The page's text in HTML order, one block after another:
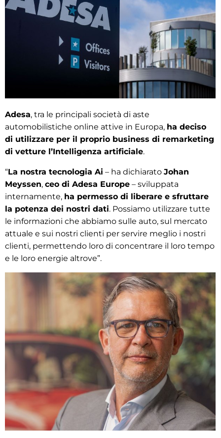
Adesa, tra le principali società di aste
automobilistiche online attive in Europa, ha deciso
di utilizzare per il proprio business di remarketing
di vetture l’Intelligenza artificiale.
“La nostra tecnologia Ai – ha dichiarato Johan
Meyssen, ceo di Adesa Europe – sviluppata
internamente, ha permesso di liberare e sfruttare
la potenza dei nostri dati. Possiamo utilizzare tutte
le informazioni che abbiamo sulle auto, sul mercato
attuale e sui nostri clienti per servire meglio i nostri
clienti, permettendo loro di concentrare il loro tempo
e le loro energie altrove”.